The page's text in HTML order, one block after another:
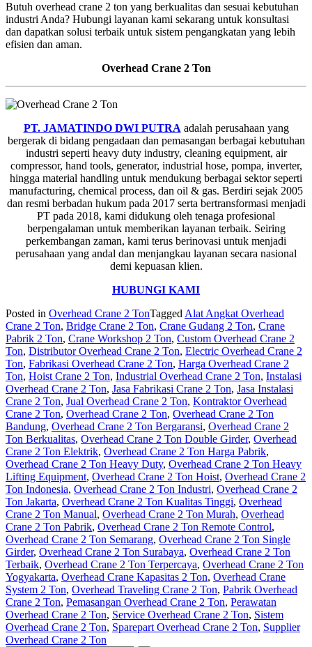
Butuh overhead crane 2 ton yang berkualitas dan sesuai kebutuhan
industri Anda? Hubungi layanan kami sekarang untuk konsultasi
dan dapatkan solusi terbaik untuk sistem pengangkatan yang lebih
efisien dan aman.
Overhead Crane 2 Ton
PT. JAMATINDO DWI PUTRA adalah perusahaan yang
bergerak di bidang pengadaan dan pemasangan berbagai kebutuhan
industri seperti heavy duty industry, cleaning equipment, air
compressor, hand tools, generator, industrial hose, pompa, inverter,
hingga material handling untuk mendukung berbagai sektor seperti
manufacturing, chemical process, dan oil & gas. Berdiri sejak 2005
dan resmi berbadan hukum pada 2017 serta bertransformasi menjadi
PT pada 2018, kami didukung oleh tenaga profesional
berpengalaman untuk memberikan layanan terbaik. Seiring
perkembangan zaman, kami terus berinovasi untuk menjadi
perusahaan yang andal dan menjangkau layanan secara nasional
demi kepuasan klien.
HUBUNGI KAMI
Posted in Overhead Crane 2 TonTagged Alat Angkat Overhead
Crane 2 Ton, Bridge Crane 2 Ton, Crane Gudang 2 Ton, Crane
Pabrik 2 Ton, Crane Workshop 2 Ton, Custom Overhead Crane 2
Ton, Distributor Overhead Crane 2 Ton, Electric Overhead Crane 2
Ton, Fabrikasi Overhead Crane 2 Ton, Harga Overhead Crane 2
Ton, Hoist Crane 2 Ton, Industrial Overhead Crane 2 Ton, Instalasi
Overhead Crane 2 Ton, Jasa Fabrikasi Crane 2 Ton, Jasa Instalasi
Crane 2 Ton, Jual Overhead Crane 2 Ton, Kontraktor Overhead
Crane 2 Ton, Overhead Crane 2 Ton, Overhead Crane 2 Ton
Bandung, Overhead Crane 2 Ton Bergaransi, Overhead Crane 2
Ton Berkualitas, Overhead Crane 2 Ton Double Girder, Overhead
Crane 2 Ton Elektrik, Overhead Crane 2 Ton Harga Pabrik,
Overhead Crane 2 Ton Heavy Duty, Overhead Crane 2 Ton Heavy
Lifting Equipment, Overhead Crane 2 Ton Hoist, Overhead Crane 2
Ton Indonesia, Overhead Crane 2 Ton Industri, Overhead Crane 2
Ton Jakarta, Overhead Crane 2 Ton Kualitas Tinggi, Overhead
Crane 2 Ton Manual, Overhead Crane 2 Ton Murah, Overhead
Crane 2 Ton Pabrik, Overhead Crane 2 Ton Remote Control,
Overhead Crane 2 Ton Semarang, Overhead Crane 2 Ton Single
Girder, Overhead Crane 2 Ton Surabaya, Overhead Crane 2 Ton
Terbaik, Overhead Crane 2 Ton Terpercaya, Overhead Crane 2 Ton
Yogyakarta, Overhead Crane Kapasitas 2 Ton, Overhead Crane
System 2 Ton, Overhead Traveling Crane 2 Ton, Pabrik Overhead
Crane 2 Ton, Pemasangan Overhead Crane 2 Ton, Perawatan
Overhead Crane 2 Ton, Service Overhead Crane 2 Ton, Sistem
Overhead Crane 2 Ton, Sparepart Overhead Crane 2 Ton, Supplier
Overhead Crane 2 Ton